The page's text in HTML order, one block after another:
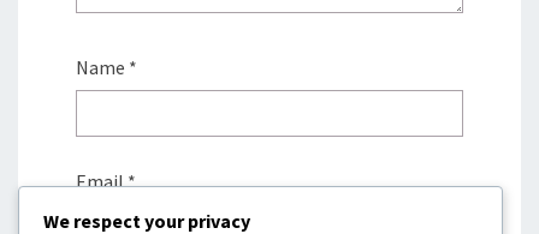
Name *
Email*
We respect your privacy